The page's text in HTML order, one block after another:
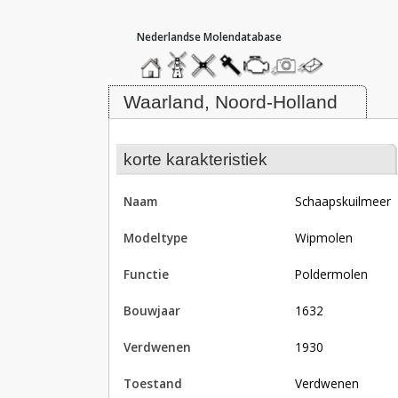
hoofdmenu
homemolendatabase
roedendatabase
assendatabase
motorendatabase
stuur
een
foto
stuur
een
bericht
Molen Schaapskuilmeer,
Waarland, Noord-Holland
korte karakteristiek
naam Schaapskuilmeer
modeltype Wipmolen
functie poldermolen
bouwjaar 1632
verdwenen 1930
toestand verdwenen